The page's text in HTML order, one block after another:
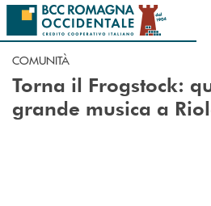
Salta al contenuto principale
COMUNITÀ
Torna il Frogstock:
grande musica a